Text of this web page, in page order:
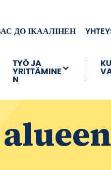
ДО ІКААЛІНЕН
TYÖ JA
YRITTÄMINE
N